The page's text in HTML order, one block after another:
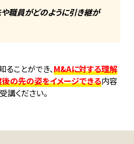
職員がどのように引き継が
ことができ、M&Aに対する理解
後の先の姿をイメージできる内容
講ください。